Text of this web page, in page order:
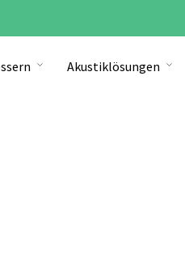
Akustiklösungen